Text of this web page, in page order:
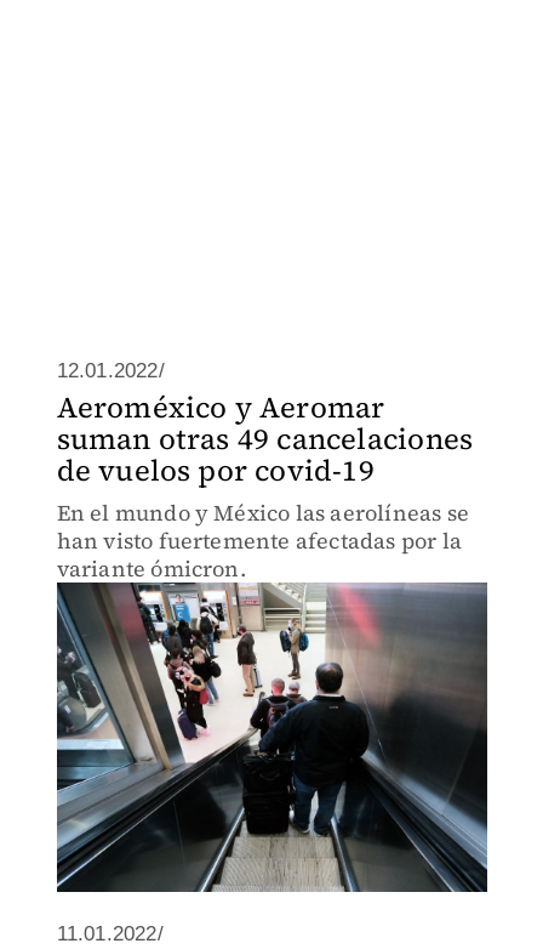
12.01.2022/
Aeroméxico y Aeromar
suman otras 49 cancelaciones
de vuelos por covid-19
En el mundo y México las aerolíneas se
han visto fuertemente afectadas por la
variante ómicron.
11.01.2022/